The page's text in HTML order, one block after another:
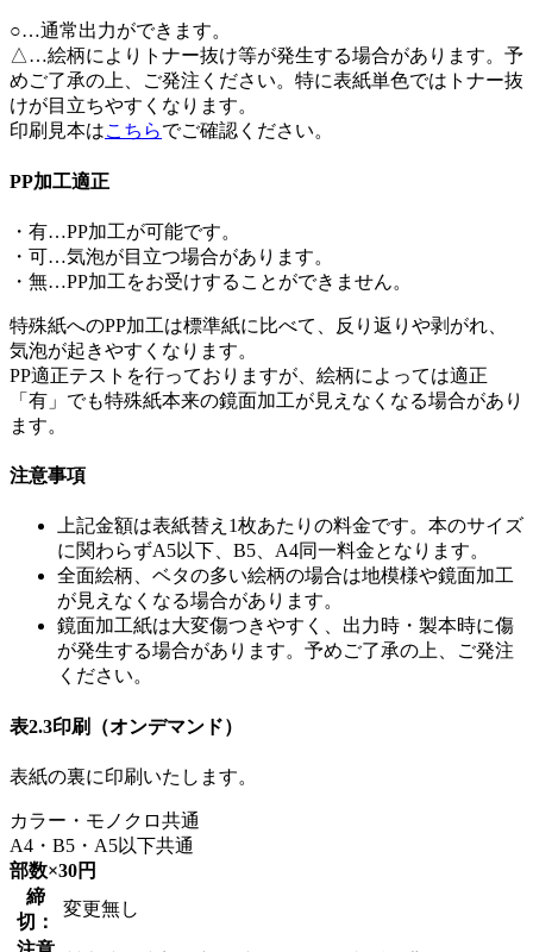
○…通常出力ができます。
△…絵柄によりトナー抜け等が発生する場合があります。予
めご了承の上、ご発注ください。特に表紙単色ではトナー抜
けが目立ちやすくなります。
印刷見本はこちらでご確認ください。
PP加工適正
・有…PP加工が可能です。
・可…気泡が目立つ場合があります。
・無…PP加工をお受けすることができません。
特殊紙へのPP加工は標準紙に比べて、反り返りや剥がれ、
気泡が起きやすくなります。
PP適正テストを行っておりますが、絵柄によっては適正
「有」でも特殊紙本来の鏡面加工が見えなくなる場合があり
ます。
注意事項
上記金額は表紙替え1枚あたりの料金です。本のサイズ
に関わらずA5以下、B5、A4同一料金となります。
全面絵柄、ベタの多い絵柄の場合は地模様や鏡面加工
が見えなくなる場合があります。
鏡面加工紙は大変傷つきやすく、出力時・製本時に傷
が発生する場合があります。予めご了承の上、ご発注
ください。
表2.3印刷（オンデマンド）
表紙の裏に印刷いたします。
カラー・モノクロ共通
A4・B5・A5以下共通
部数×30円
締
切：
変更無し